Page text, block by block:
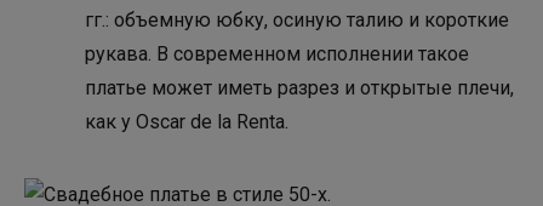
гг.: объемную юбку, осиную талию и короткие
рукава. В современном исполнении такое
платье может иметь разрез и открытые плечи,
как у Oscar de la Renta.